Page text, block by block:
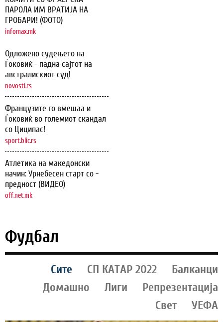
ПАРОЛА ИМ ВРАТИЈА НА
ГРОБАРИ! (ФОТО)
infomax.mk
Одложено судењето на
Ѓоковиќ - падна сајтот на
австралискиот суд!
novosti.rs
Французите го вмешаа и
Ѓоковиќ во големиот скандал
со Циципас!
sport.blic.rs
Атлетика на македонски
начин: Урнебесен старт со -
предност (ВИДЕО)
off.net.mk
Фудбал
Сите СП КАТАР 2022
Балканци
Домашно
Лиги
Репрезентација
Свет
УЕФА